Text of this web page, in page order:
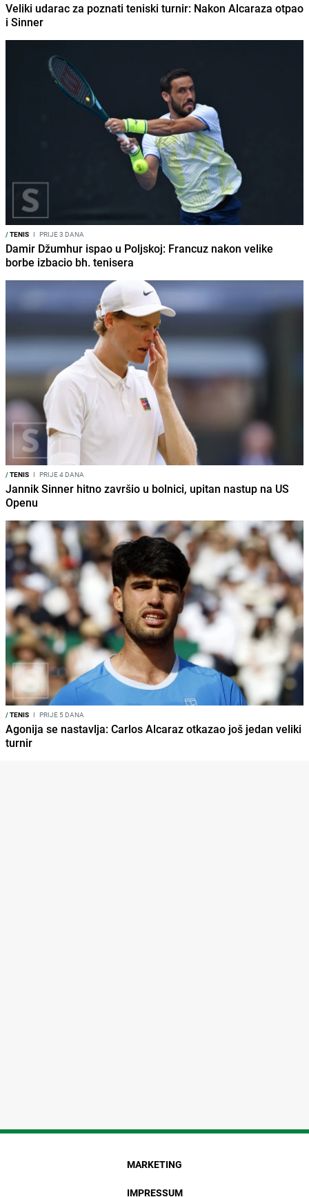
Veliki udarac za poznati teniski turnir: Nakon Alcaraza otpao
i Sinner
/TENIS I PRIJE 3 DANA
Damir Džumhur ispao u Poljskoj: Francuz nakon velike
borbe izbacio bh. tenisera
/TENIS I PRIJE 4 DANA
Jannik Sinner hitno završio u bolnici, upitan nastup na US
Openu
/TENIS I PRIJE 5 DANA
Agonija se nastavlja: Carlos Alcaraz otkazao još jedan veliki
turnir
MARKETING
IMPRESSUM